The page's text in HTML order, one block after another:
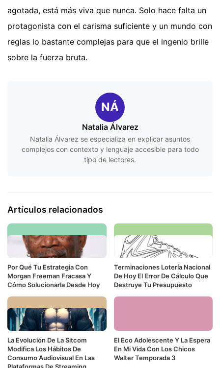
agotada, está más viva que nunca. Solo hace falta un
protagonista con el carisma suficiente y un mundo con
reglas lo bastante complejas para que el ingenio brille
sobre la fuerza bruta.
NÁ
Natalia Álvarez
Natalia Álvarez se especializa en explicar asuntos
complejos con contexto y lenguaje accesible para todo
tipo de lectores.
Artículos relacionados
Por Qué Tu Estrategia Con
Morgan Freeman Fracasa Y
Cómo Solucionarla Desde Hoy
Terminaciones Lotería Nacional
De Hoy El Error De Cálculo Que
Destruye Tu Presupuesto
La Evolución De La Sitcom
Modifica Los Hábitos De
Consumo Audiovisual En Las
El Eco Adolescente Y La Espera
En Mi Vida Con Los Chicos
Walter Temporada 3